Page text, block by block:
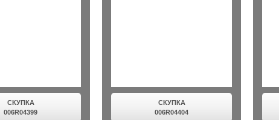
СКУПКА
006R04399
СКУПКА
006R04404